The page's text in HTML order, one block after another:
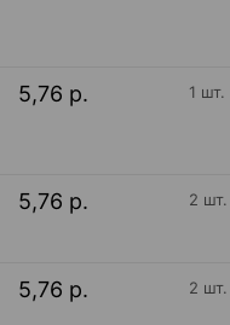
5,76 р. 1 шт.
5,76 р. 2 шт.
5,76 р. 2 шт.